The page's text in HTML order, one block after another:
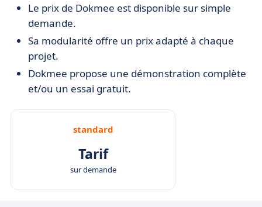
Le prix de Dokmee est disponible sur simple
demande.
Sa modularité offre un prix adapté à chaque
projet.
Dokmee propose une démonstration complète
et/ou un essai gratuit.
standard
Tarif
sur demande